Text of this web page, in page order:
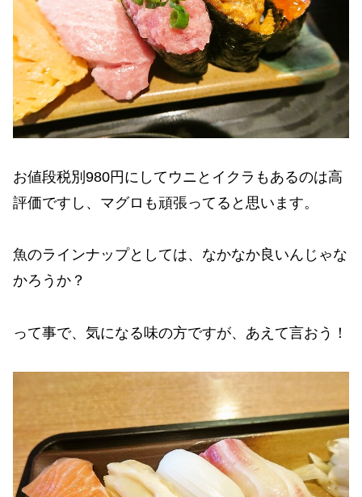
お値段税別980円にしてウニとイクラもあるのは高
評価ですし、マグロも頑張ってると思います。
魚のラインナップとしては、なかなか良いんじゃな
かろうか？
って事で、気になる味の方ですが、あえて言おう！